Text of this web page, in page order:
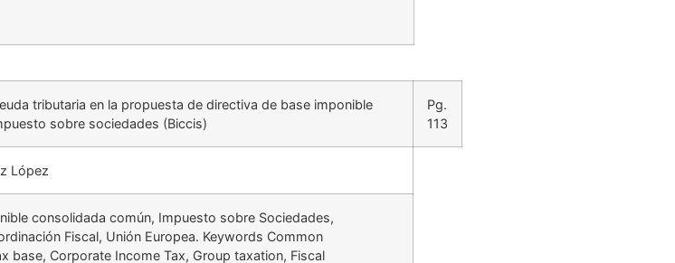
tributaria en la propuesta de directiva de base imponible
sobre sociedades (Biccis)
Pg.
113
López
consolidada común, Impuesto sobre Sociedades,
Fiscal, Unión Europea. Keywords Common
base, Corporate Income Tax, Group taxation, Fiscal